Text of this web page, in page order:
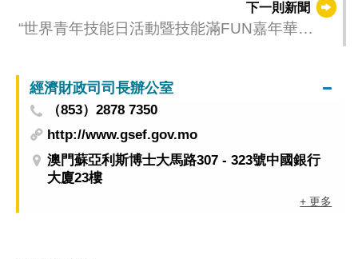
下一則新聞
“世界青年技能日活動暨技能滿FUN嘉年華
經濟財政司司長辦公室
（853）2878 7350
http://www.gsef.gov.mo
澳門蘇亞利斯博士大馬路307 - 323號中國銀行
大廈23樓
+ 更多